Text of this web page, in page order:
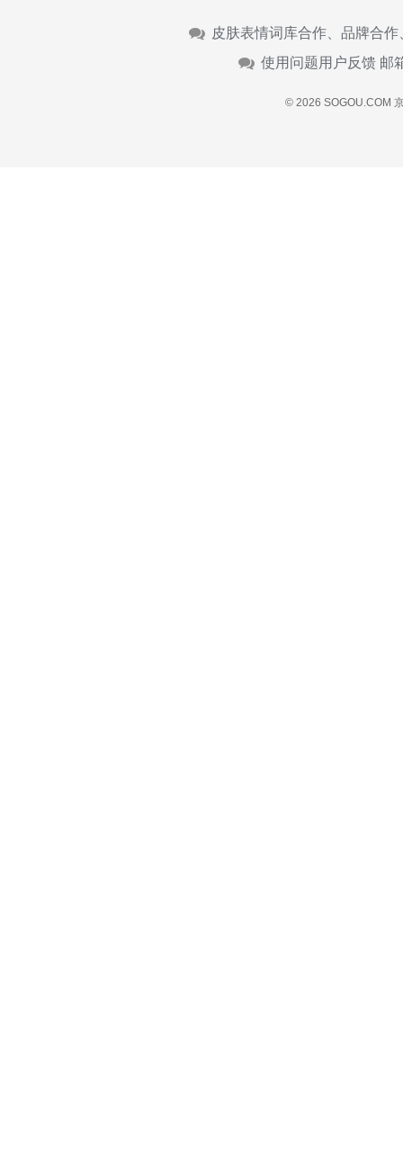
皮肤表情词库合作、品牌合
使用问题用户反馈 邮
© 2026 SOGOU.COM